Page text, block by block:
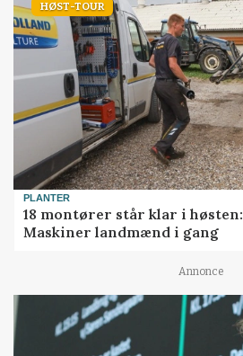
HØST-TOUR
PLANTER
18 montører står klar i
Maskiner landmænd i gang
Annonce